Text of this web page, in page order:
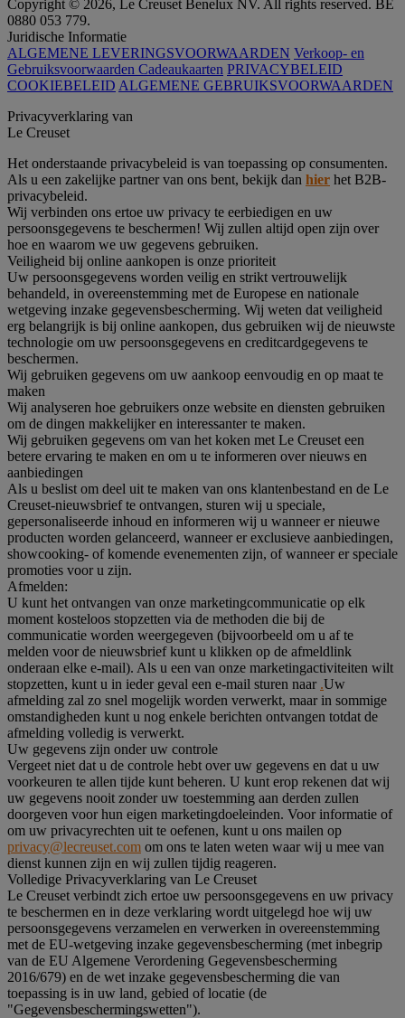
Copyright © 2026, Le Creuset Benelux NV. All rights reserved. BE
0880 053 779.
Juridische Informatie
ALGEMENE LEVERINGSVOORWAARDEN Verkoop- en
Gebruiksvoorwaarden Cadeaukaarten PRIVACYBELEID
COOKIEBELEID ALGEMENE GEBRUIKSVOORWAARDEN
Privacyverklaring van
Le Creuset
Het onderstaande privacybeleid is van toepassing op consumenten.
Als u een zakelijke partner van ons bent, bekijk dan hier het B2B-
privacybeleid.
Wij verbinden ons ertoe uw privacy te eerbiedigen en uw
persoonsgegevens te beschermen! Wij zullen altijd open zijn over
hoe en waarom we uw gegevens gebruiken.
Veiligheid bij online aankopen is onze prioriteit
Uw persoonsgegevens worden veilig en strikt vertrouwelijk
behandeld, in overeenstemming met de Europese en nationale
wetgeving inzake gegevensbescherming. Wij weten dat veiligheid
erg belangrijk is bij online aankopen, dus gebruiken wij de nieuwste
technologie om uw persoonsgegevens en creditcardgegevens te
beschermen.
Wij gebruiken gegevens om uw aankoop eenvoudig en op maat te
maken
Wij analyseren hoe gebruikers onze website en diensten gebruiken
om de dingen makkelijker en interessanter te maken.
Wij gebruiken gegevens om van het koken met Le Creuset een
betere ervaring te maken en om u te informeren over nieuws en
aanbiedingen
Als u beslist om deel uit te maken van ons klantenbestand en de Le
Creuset-nieuwsbrief te ontvangen, sturen wij u speciale,
gepersonaliseerde inhoud en informeren wij u wanneer er nieuwe
producten worden gelanceerd, wanneer er exclusieve aanbiedingen,
showcooking- of komende evenementen zijn, of wanneer er speciale
promoties voor u zijn.
Afmelden:
U kunt het ontvangen van onze marketingcommunicatie op elk
moment kosteloos stopzetten via de methoden die bij de
communicatie worden weergegeven (bijvoorbeeld om u af te
melden voor de nieuwsbrief kunt u klikken op de afmeldlink
onderaan elke e-mail). Als u een van onze marketingactiviteiten wilt
stopzetten, kunt u in ieder geval een e-mail sturen naar .Uw
afmelding zal zo snel mogelijk worden verwerkt, maar in sommige
omstandigheden kunt u nog enkele berichten ontvangen totdat de
afmelding volledig is verwerkt.
Uw gegevens zijn onder uw controle
Vergeet niet dat u de controle hebt over uw gegevens en dat u uw
voorkeuren te allen tijde kunt beheren. U kunt erop rekenen dat wij
uw gegevens nooit zonder uw toestemming aan derden zullen
doorgeven voor hun eigen marketingdoeleinden. Voor informatie of
om uw privacyrechten uit te oefenen, kunt u ons mailen op
privacy@lecreuset.com om ons te laten weten waar wij u mee van
dienst kunnen zijn en wij zullen tijdig reageren.
Volledige Privacyverklaring van Le Creuset
Le Creuset verbindt zich ertoe uw persoonsgegevens en uw privacy
te beschermen en in deze verklaring wordt uitgelegd hoe wij uw
persoonsgegevens verzamelen en verwerken in overeenstemming
met de EU-wetgeving inzake gegevensbescherming (met inbegrip
van de EU Algemene Verordening Gegevensbescherming
2016/679) en de wet inzake gegevensbescherming die van
toepassing is in uw land, gebied of locatie (de
"Gegevensbeschermingswetten").